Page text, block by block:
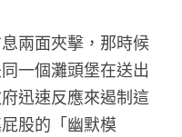
兩面夾擊，那時候
一個灘頭堡在送出
迅速反應來遏制這
股的「幽默模